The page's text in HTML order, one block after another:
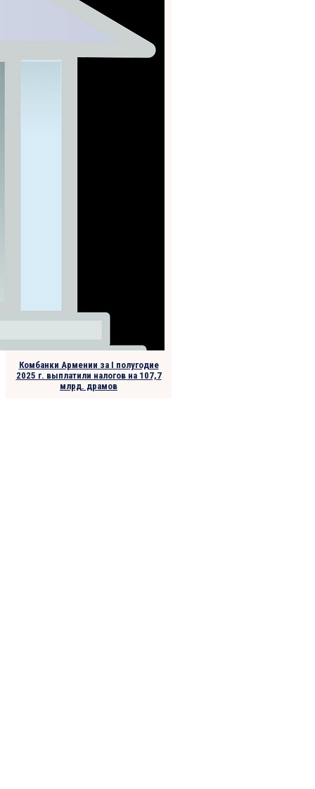
Комбанки Армении за I полугодие
2025 г. выплатили налогов на 107,7
млрд. драмов